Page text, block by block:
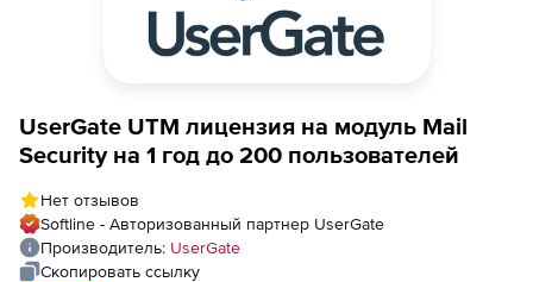
UserGate UTM лицензия на модуль Mail
Security на 1 год до 200 пользователей
Нет отзывов
Softline - Авторизованный партнер UserGate
Производитель: UserGate
Скопировать ссылку